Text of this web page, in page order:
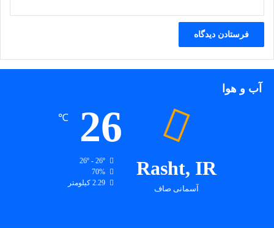
از راست:اقای محمدی-اقای صفری-اینجانب قله پشت سر،شاه معلم
آب و هوا
Rasht, IR
آسمانی صاف
26
℃
26º - 26º
70%
2.29 کیلومتر